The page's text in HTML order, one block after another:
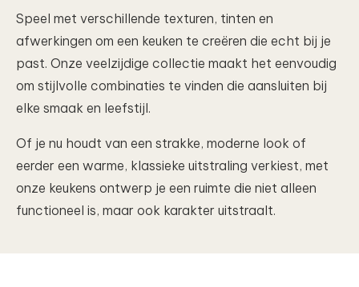
Speel met verschillende texturen, tinten en
afwerkingen om een keuken te creëren die echt bij je
past. Onze veelzijdige collectie maakt het eenvoudig
om stijlvolle combinaties te vinden die aansluiten bij
elke smaak en leefstijl.
Of je nu houdt van een strakke, moderne look of
eerder een warme, klassieke uitstraling verkiest, met
onze keukens ontwerp je een ruimte die niet alleen
functioneel is, maar ook karakter uitstraalt.